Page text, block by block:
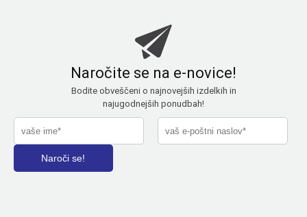
Naročite se na e-novice!
Bodite obveščeni o najnovejših izdelkih in
najugodnejših ponudbah!